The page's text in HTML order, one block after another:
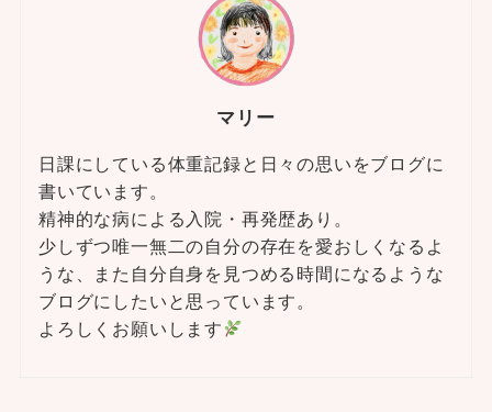
マリー
日課にしている体重記録と日々の思いをブログに
書いています。
精神的な病による入院・再発歴あり。
少しずつ唯一無二の自分の存在を愛おしくなるよ
うな、また自分自身を見つめる時間になるような
ブログにしたいと思っています。
よろしくお願いします